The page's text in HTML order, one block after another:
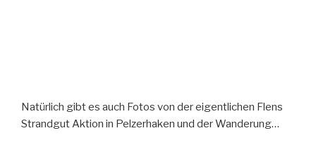
Natürlich gibt es auch Fotos von der eigentlichen Flens
Strandgut Aktion in Pelzerhaken und der Wanderung…